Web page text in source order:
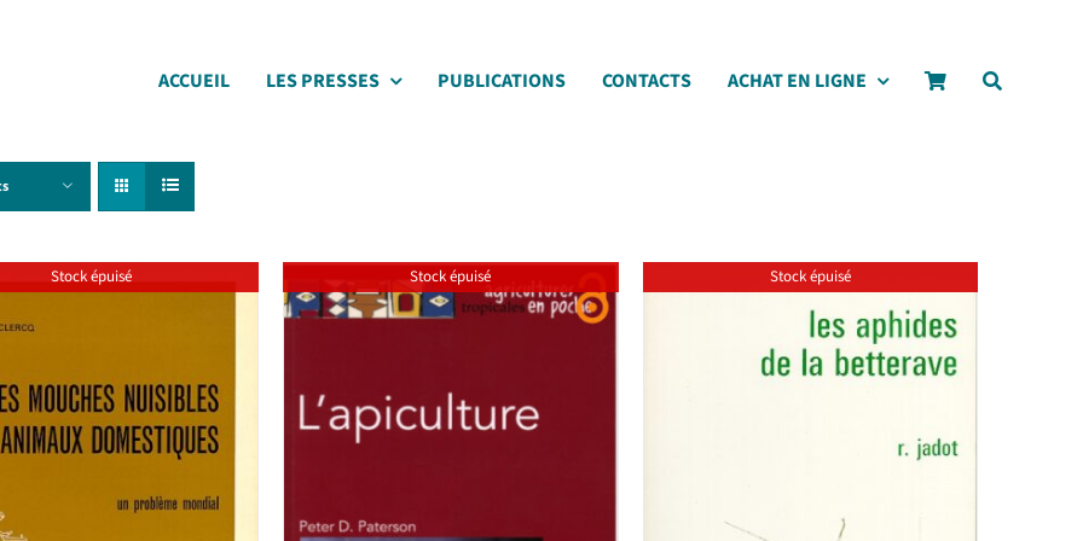
ACCUEIL LES PRESSES PUBLICATIONS CONTACTS ACHAT EN LIGNE
Stock épuisé Stock épuisé Stock épuisé